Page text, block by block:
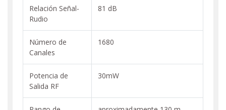
Relación Señal-
Rudio
81 dB
Número de
Canales
1680
Potencia de
Salida RF
30mW